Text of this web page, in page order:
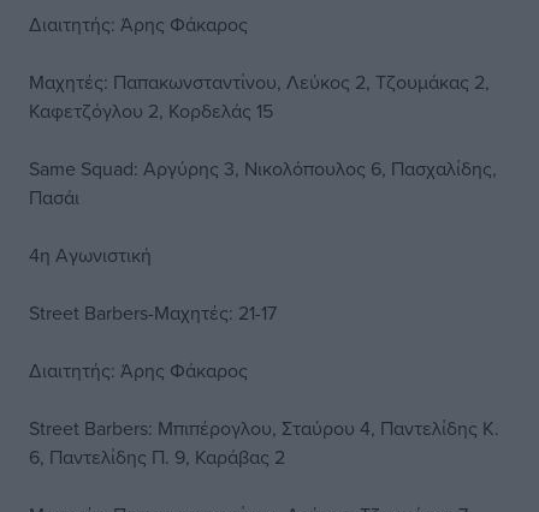
Διαιτητής: Άρης Φάκαρος
Μαχητές: Παπακωνσταντίνου, Λεύκος 2, Τζουμάκας 2,
Καφετζόγλου 2, Κορδελάς 15
Same Squad: Αργύρης 3, Νικολόπουλος 6, Πασχαλίδης,
Πασάι
4η Αγωνιστική
Street Barbers-Μαχητές: 21-17
Διαιτητής: Άρης Φάκαρος
Street Barbers: Μπιπέρογλου, Σταύρου 4, Παντελίδης Κ.
6, Παντελίδης Π. 9, Καράβας 2